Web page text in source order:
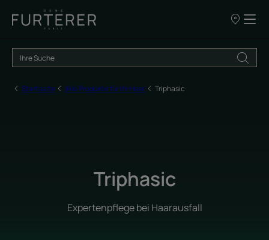
UNSERE
Startseite Alle Produkte für Ihr Haar Triphasic
Triphasic
Expertenpflege bei Haarausfall